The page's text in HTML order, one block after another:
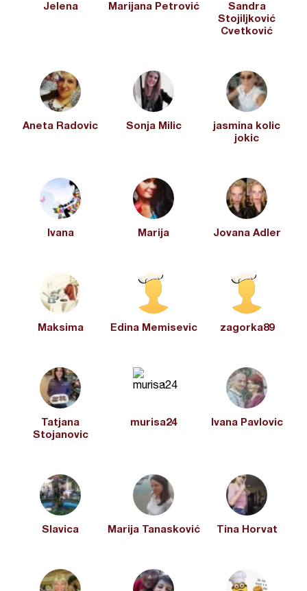
Jelena Marijana Petrović
Sandra
Stojiljković
Cvetković
Aneta Radovic Sonja Milic
jasmina kolic
jokic
Ivana Marija Jovana Adler
Maksima Edina Memisevic zagorka89
Tatjana
Stojanovic
murisa24 Ivana Pavlovic
Slavica Marija Tanasković Tina Horvat